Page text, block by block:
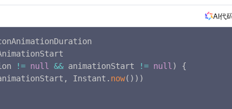
AI代
!= null && animationStart != null)
{
, Instant . now( ) ) )